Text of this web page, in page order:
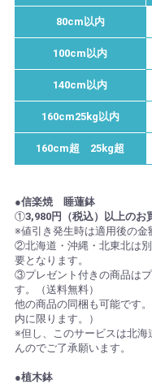
80cm以内
100cm以内
140cm以内
160cm25kg以内
160cm超 25kg超
●信楽焼 睡蓮鉢
①3,980円（税込）以上のお
※値引き発生時は適用後の金
②北海道・沖縄・北東北は
要となります。
③プレゼント付きの商品は
す。（送料無料）
他の商品の同梱も可能です
内に限ります。）
※但し、このサービスは北
んのでご了承願います。
●植木鉢